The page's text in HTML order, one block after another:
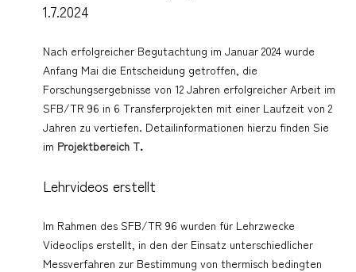
1.7.2024
Nach erfolgreicher Begutachtung im Januar 2024 wurde
Anfang Mai die Entscheidung getroffen, die
Forschungsergebnisse von 12 Jahren erfolgreicher Arbeit im
SFB/TR 96 in 6 Transferprojekten mit einer Laufzeit von 2
Jahren zu vertiefen. Detailinformationen hierzu finden Sie
im Projektbereich T.
Lehrvideos erstellt
Im Rahmen des SFB/TR 96 wurden für Lehrzwecke
Videoclips erstellt, in den der Einsatz unterschiedlicher
Messverfahren zur Bestimmung von thermisch bedingten